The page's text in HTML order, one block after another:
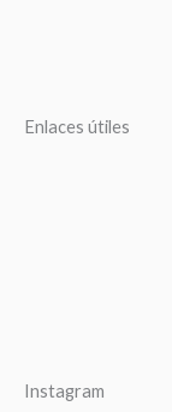
Enlaces útiles
Instagram